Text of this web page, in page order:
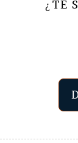
¿ TE